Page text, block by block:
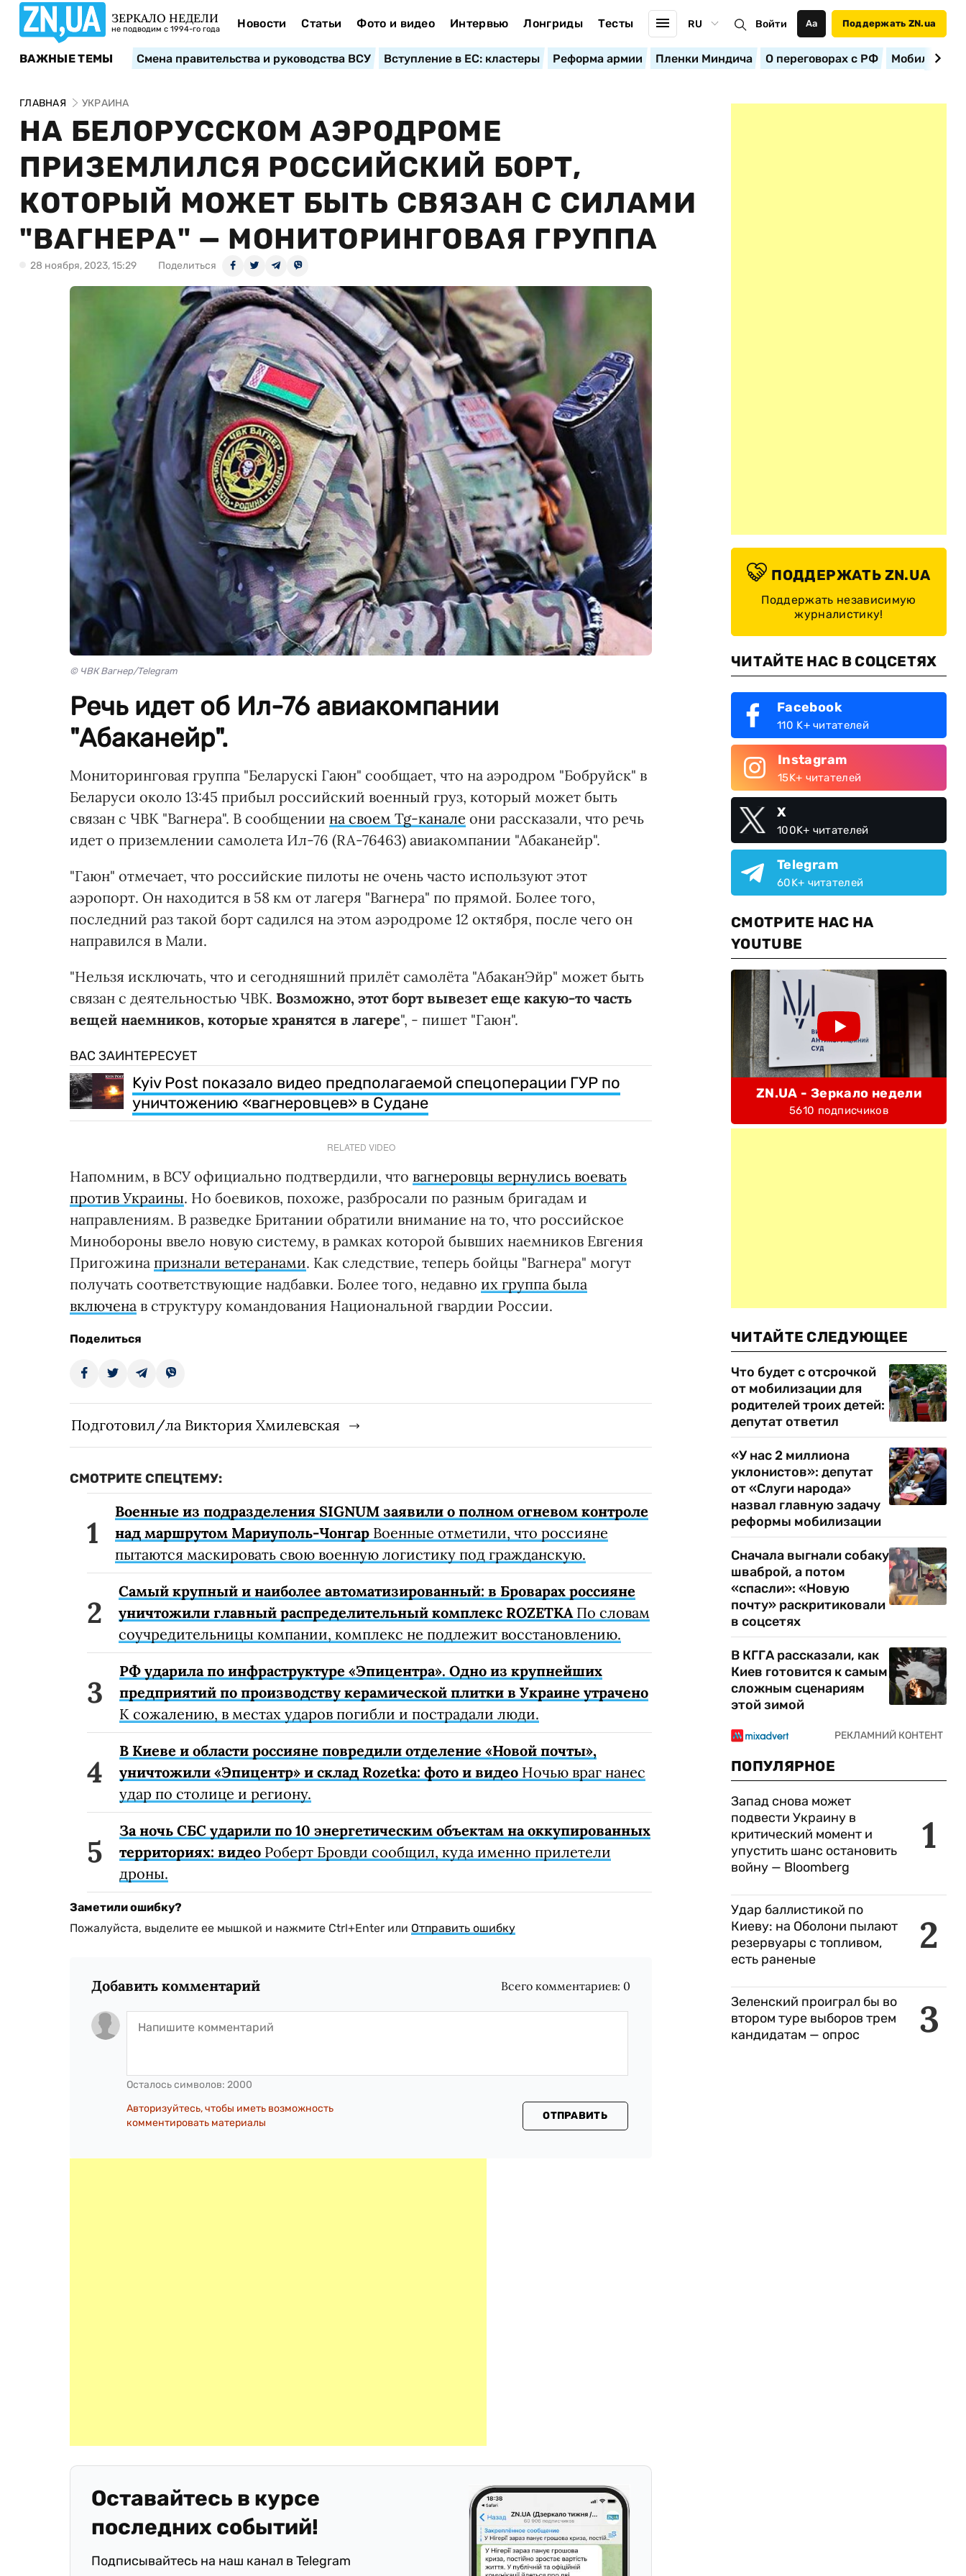
ЗЕРКАЛО НЕДЕЛИ
не подводим с 1994-го года Новости Статьи Фото и видео Интервью Лонгриды Тесты RU Войти Аа Поддержать ZN.ua
ВАЖНЫЕ ТЕМЫ Смена правительства и руководства ВСУ Вступление в ЕС: кластеры Реформа армии Пленки Миндича О переговорах с РФ
ГЛАВНАЯ УКРАИНА
НА БЕЛОРУССКОМ АЭРОДРОМЕ
ПРИЗЕМЛИЛСЯ РОССИЙСКИЙ БОРТ,
КОТОРЫЙ МОЖЕТ БЫТЬ СВЯЗАН С СИЛАМИ
"ВАГНЕРА" — МОНИТОРИНГОВАЯ ГРУППА
28 ноября, 2023, 15:29 Поделиться
© ЧВК Вагнер/Telegram
Речь идет об Ил-76 авиакомпании
"Абаканейр".
Мониторинговая группа "Беларускі Гаюн" сообщает, что на аэродром "Бобруйск" в
Беларуси около 13:45 прибыл российский военный груз, который может быть
связан с ЧВК "Вагнера". В сообщении на своем Tg-канале они рассказали, что речь
идет о приземлении самолета Ил-76 (RA-76463) авиакомпании "Абаканейр".
"Гаюн" отмечает, что российские пилоты не очень часто используют этот
аэропорт. Он находится в 58 км от лагеря "Вагнера" по прямой. Более того,
последний раз такой борт садился на этом аэродроме 12 октября, после чего он
направился в Мали.
"Нельзя исключать, что и сегодняшний прилёт самолёта "АбаканЭйр" может быть
связан с деятельностью ЧВК. Возможно, этот борт вывезет еще какую-то часть
вещей наемников, которые хранятся в лагере", - пишет "Гаюн".
ВАС ЗАИНТЕРЕСУЕТ
Kyiv Post показало видео предполагаемой спецоперации ГУР по
уничтожению «вагнеровцев» в Судане
RELATED VIDEO
Напомним, в ВСУ официально подтвердили, что вагнеровцы вернулись воевать
против Украины. Но боевиков, похоже, разбросали по разным бригадам и
направлениям. В разведке Британии обратили внимание на то, что российское
Минобороны ввело новую систему, в рамках которой бывших наемников Евгения
Пригожина признали ветеранами. Как следствие, теперь бойцы "Вагнера" могут
получать соответствующие надбавки. Более того, недавно их группа была
включена в структуру командования Национальной гвардии России.
Поделиться
Подготовил/ла Виктория Хмилевская
СМОТРИТЕ СПЕЦТЕМУ:
Военные из подразделения SIGNUM заявили о полном огневом контроле
над маршрутом Мариуполь-Чонгар Военные отметили, что россияне
пытаются маскировать свою военную логистику под гражданскую.
Самый крупный и наиболее автоматизированный: в Броварах россияне
уничтожили главный распределительный комплекс ROZETKAПо словам
соучредительницы компании, комплекс не подлежит восстановлению.
РФ ударила по инфраструктуре «Эпицентра». Одно из крупнейших
предприятий по производству керамической плитки в Украине утрачено
К сожалению, в местах ударов погибли и пострадали люди.
В Киеве и области россияне повредили отделение «Новой почты»,
уничтожили «Эпицентр» и склад Rozetka: фото и видео Ночью враг нанес
удар по столице и региону.
За ночь СБС ударили по 10 энергетическим объектам на оккупированных
территориях: видео Роберт Бровди сообщил, куда именно прилетели
дроны.
Заметили ошибку?
Пожалуйста, выделите ее мышкой и нажмите Ctrl+Enter или Отправить ошибку
Добавить комментарий Всего комментариев: 0
Осталось символов: 2000
Авторизуйтесь, чтобы иметь возможность
комментировать материалы
ОТПРАВИТЬ
Оставайтесь в курсе
последних событий!
Подписывайтесь на наш канал в Telegram
ПОДДЕРЖАТЬ ZN.UA
Поддержать независимую
журналистику!
ЧИТАЙТЕ НАС В СОЦСЕТЯХ
Facebook
110 K+ читателей
Instagram
15K+ читателей
X
100K+ читателей
Telegram
60K+ читателей
СМОТРИТЕ НАС НА
YOUTUBE
ZN.UA - Зеркало недели
5610 подписчиков
ЧИТАЙТЕ СЛЕДУЮЩЕЕ
Что будет с отсрочкой
от мобилизации для
родителей троих детей:
депутат ответил
«У нас 2 миллиона
уклонистов»: депутат
от «Слуги народа»
назвал главную задачу
реформы мобилизации
Сначала выгнали собаку
шваброй, а потом
«спасли»: «Новую
почту» раскритиковали
в соцсетях
В КГГА рассказали, как
Киев готовится к самым
сложным сценариям
этой зимой
ПОПУЛЯРНОЕ
1
Запад снова может
подвести Украину в
критический момент и
упустить шанс остановить
войну — Bloomberg
2
Удар баллистикой по
Киеву: на Оболони пылают
резервуары с топливом,
есть раненые
3
Зеленский проиграл бы во
втором туре выборов трем
кандидатам — опрос